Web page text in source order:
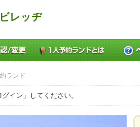
レッヂ
ランド
イン」してください。